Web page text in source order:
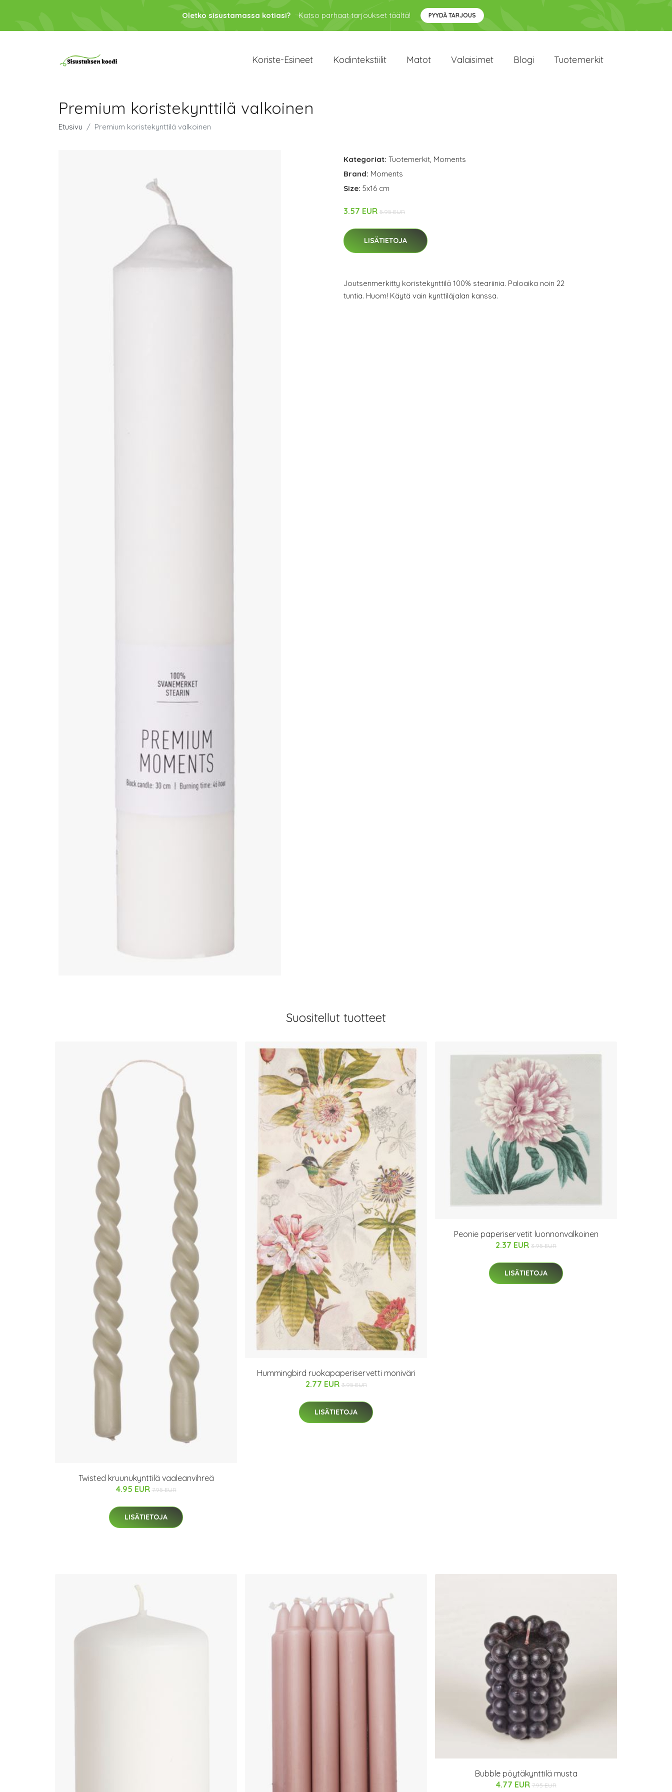
Oletko sisustamassa kotiasi? Katso parhaat tarjoukset täältä! PYYDÄ TARJOUS
Koriste-Esineet Kodintekstiilit Matot Valaisimet Blogi Tuotemerkit
Premium koristekynttilä valkoinen
Etusivu Premium koristekynttilä valkoinen
Kategoriat: Tuotemerkit, Moments
Brand: Moments
Size: 5x16 cm
3.57 EUR 5.95 EUR
LISÄTIETOJA
Joutsenmerkitty koristekynttilä 100% steariinia. Paloaika noin 22
tuntia. Huom! Käytä vain kynttiläjalan kanssa.
Suositellut tuotteet
Twisted kruunukynttilä vaaleanvihreä
4.95 EUR 7.95 EUR
LISÄTIETOJA
Hummingbird ruokapaperiservetti moniväri
2.77 EUR 3.95 EUR
LISÄTIETOJA
Peonie paperiservetit luonnonvalkoinen
2.37 EUR 3.95 EUR
LISÄTIETOJA
Bubble pöytäkynttilä musta
4.77 EUR 7.95 EUR